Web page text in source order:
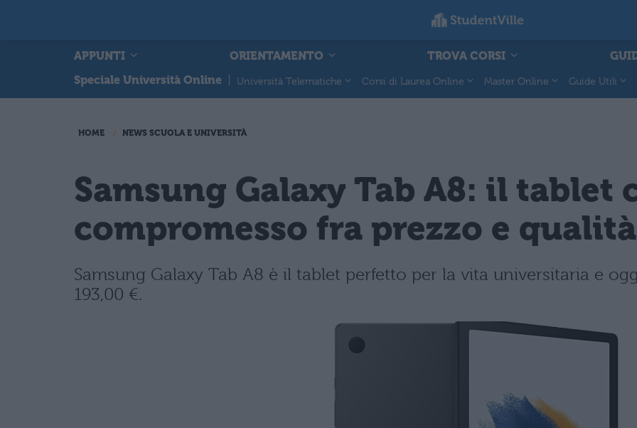
APPUNTI ORIENTAMENTO TROVA CORSI
Speciale Università Online
Università Telematiche Corsi di Laurea Online Master Online Guide Utili
HOME NEWS SCUOLA E UNIVERSITÀ
Samsung Galaxy Tab A8: il tablet
compromesso fra prezzo e
Samsung Galaxy Tab A8 è il tablet perfetto per la vita universitaria e
193,00 €.